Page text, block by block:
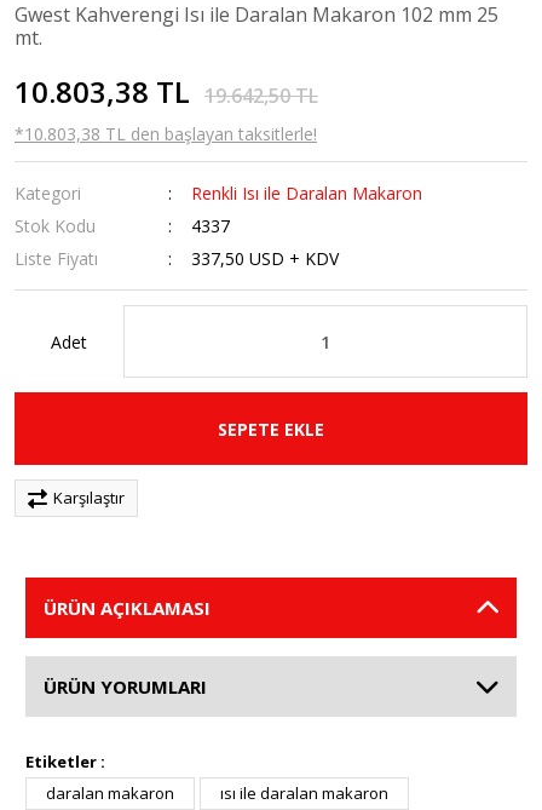
Gwest Kahverengi Isı ile Daralan Makaron 102 mm 25
mt.
10.803,38 TL 19.642,50 TL
*10.803,38 TL den başlayan taksitlerle!
Kategori
Renkli Isı ile Daralan Makaron
Stok Kodu
4337
Liste Fiyatı
337,50 USD + KDV
Adet
SEPETE EKLE
Karşılaştır
ÜRÜN AÇIKLAMASI
ÜRÜN YORUMLARI
Etiketler :
daralan makaron
ısı ile daralan makaron